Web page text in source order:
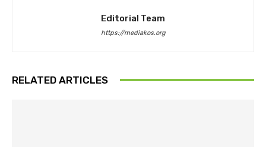
Editorial Team
https://mediakos.org
RELATED ARTICLES